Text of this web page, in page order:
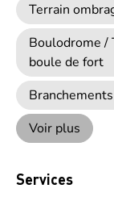
Terrain
Boulodrome /
boule de fort
Voir plus
Services